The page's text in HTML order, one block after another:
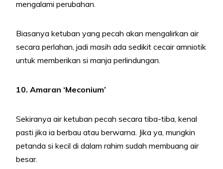
mengalami perubahan.
Biasanya ketuban yang pecah akan mengalirkan air
secara perlahan, jadi masih ada sedikit cecair amniotik
untuk memberikan si manja perlindungan.
10. Amaran ‘Meconium’
Sekiranya air ketuban pecah secara tiba-tiba, kenal
pasti jika ia berbau atau berwarna. Jika ya, mungkin
petanda si kecil di dalam rahim sudah membuang air
besar.